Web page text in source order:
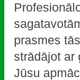
prasmes tās
strādājot ar
Jūsu